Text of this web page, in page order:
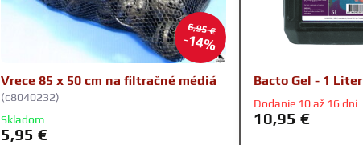
6,95 €
14%
Vrece 85 x 50 cm na filtračné médiá
(c8040232)
Skladom
5,95 €
Bacto Gel - 1 Liter
Dodanie 10 až 16 dní
10,95 €